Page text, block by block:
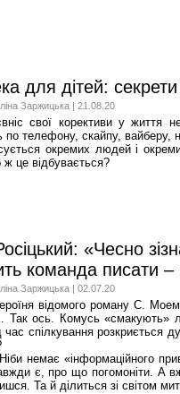
для дітей:
Заржицька | 21.08.20
свої корективи у життя
по телефону, скайпу,
окремих людей і
це відбувається?
«Чесно
команда писати –
Заржицька | 02.07.20
відомого роману С.
Так ось. Комусь «смакують»
час спілкування розкриється
немає «інформаційного
є, про що погомоніти. А
Та й ділиться зі світом